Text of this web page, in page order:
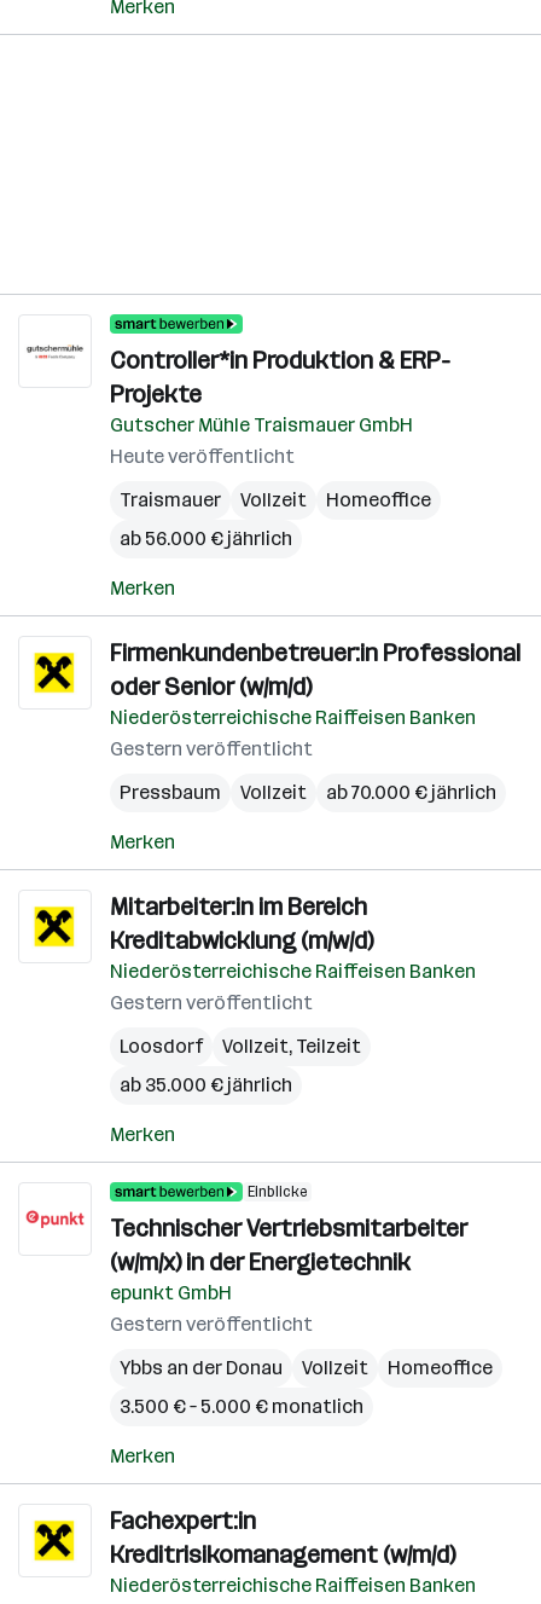
Merken
Controller*in Produktion & ERP-
Projekte
Gutscher Mühle Traismauer GmbH
Heute veröffentlicht
Traismauer
Vollzeit
Homeoffice
ab 56.000 € jährlich
Merken
Firmenkundenbetreuer:in Professional
oder Senior (w/m/d)
Niederösterreichische Raiffeisen Banken
Gestern veröffentlicht
Pressbaum
Vollzeit ab 70.000 € jährlich
Merken
Mitarbeiter:in im Bereich
Kreditabwicklung (m/w/d)
Niederösterreichische Raiffeisen Banken
Gestern veröffentlicht
Loosdorf
Vollzeit, Teilzeit
ab 35.000 € jährlich
Merken
Einblicke
Technischer Vertriebsmitarbeiter
(w/m/x) in der Energietechnik
epunkt GmbH
Gestern veröffentlicht
Ybbs an der Donau
Vollzeit
Homeoffice
3.500 € – 5.000 € monatlich
Merken
Fachexpert:in
Kreditrisikomanagement (w/m/d)
Niederösterreichische Raiffeisen Banken